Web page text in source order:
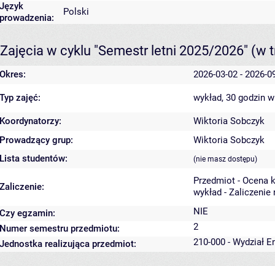
Język
prowadzenia:
Polski
Zajęcia w cyklu "Semestr letni 2025/2026" (w
Okres: 2026-03-02 - 2026-
Typ zajęć: wykład, 30 godzin
Koordynatorzy:
Wiktoria Sobczyk
Prowadzący grup:
Wiktoria Sobczyk
Lista studentów:
(nie masz dostępu)
Zaliczenie:
Przedmiot - Ocena
wykład - Zaliczenie
Czy egzamin:
NIE
Numer semestru przedmiotu:
2
Jednostka realizująca przedmiot:
210-000 - Wydział